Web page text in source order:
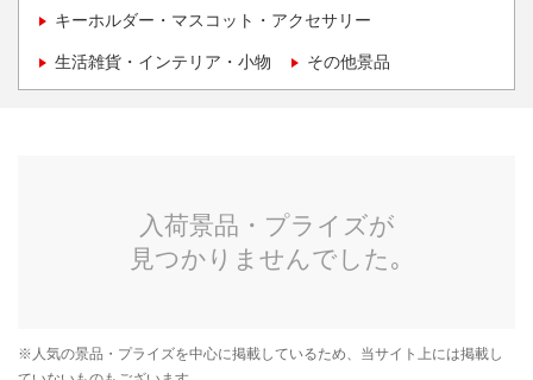
キーホルダー・マスコット・アクセサリー
生活雑貨・インテリア・小物 その他景品